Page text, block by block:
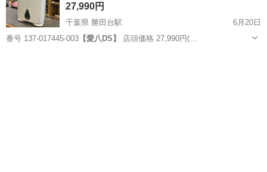
27,990円
千葉県 勝田台駅
6月20日
番号 137-017445-003【愛八DS】 店頭価格 27,990円(…